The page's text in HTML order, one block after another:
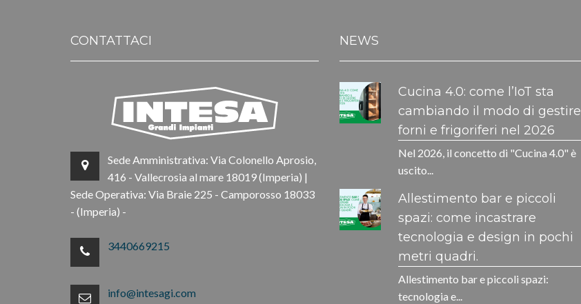
CONTATTACI
Sede Amministrativa: Via Colonello Aprosio,
416 - Vallecrosia al mare 18019 (Imperia) |
Sede Operativa: Via Braie 225 - Camporosso 18033
- (Imperia) -
3440669215
info@intesagi.com
NEWS
Cucina 4.0: come l’IoT sta
cambiando il modo di gestire
forni e frigoriferi nel 2026
Nel 2026, il concetto di "Cucina 4.0" è
uscito...
Allestimento bar e piccoli
spazi: come incastrare
tecnologia e design in pochi
metri quadri.
Allestimento bar e piccoli spazi:
tecnologia e...